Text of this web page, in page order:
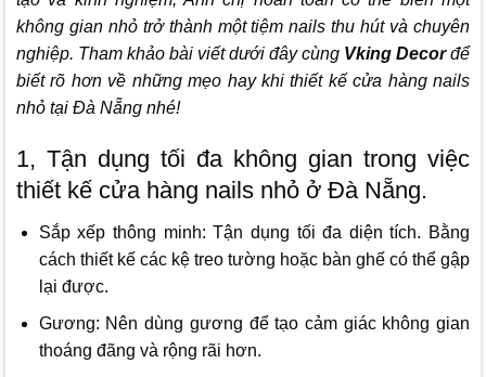
không gian nhỏ trở thành một tiệm nails thu hút và chuyên
nghiệp. Tham khảo bài viết dưới đây cùng Vking Decorđể
biết rõ hơn về những mẹo hay khi thiết kế cửa hàng nails
nhỏ tại Đà Nẵng nhé!
1, Tận dụng tối đa không gian trong việc
thiết kế cửa hàng nails nhỏ ở Đà Nẵng.
Sắp xếp thông minh: Tận dụng tối đa diện tích. Bằng
cách thiết kế các kệ treo tường hoặc bàn ghế có thể gập
lại được.
Gương: Nên dùng gương để tạo cảm giác không gian
thoáng đãng và rộng rãi hơn.